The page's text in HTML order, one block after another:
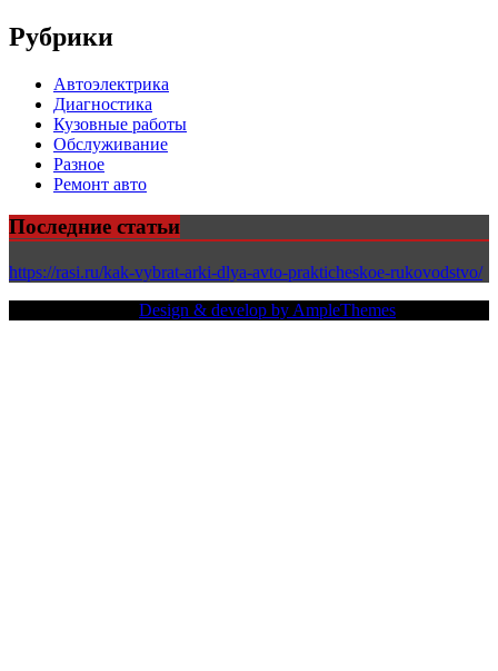
Рубрики
Автоэлектрика
Диагностика
Кузовные работы
Обслуживание
Разное
Ремонт авто
Последние статьи
https://rasi.ru/kak-vybrat-arki-dlya-avto-prakticheskoe-rukovodstvo/
Design & develop by AmpleThemes